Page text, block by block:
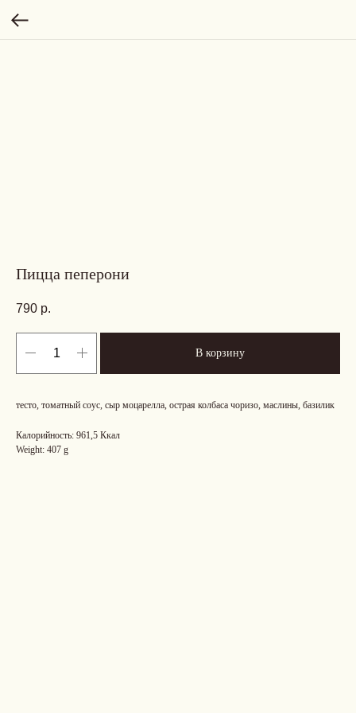
Пицца пеперони
790 р.
В корзину
тесто, томатный соус, сыр моцарелла, острая колбаса чоризо, маслины, базилик
Калорийность: 961,5 Ккал
Weight: 407 g